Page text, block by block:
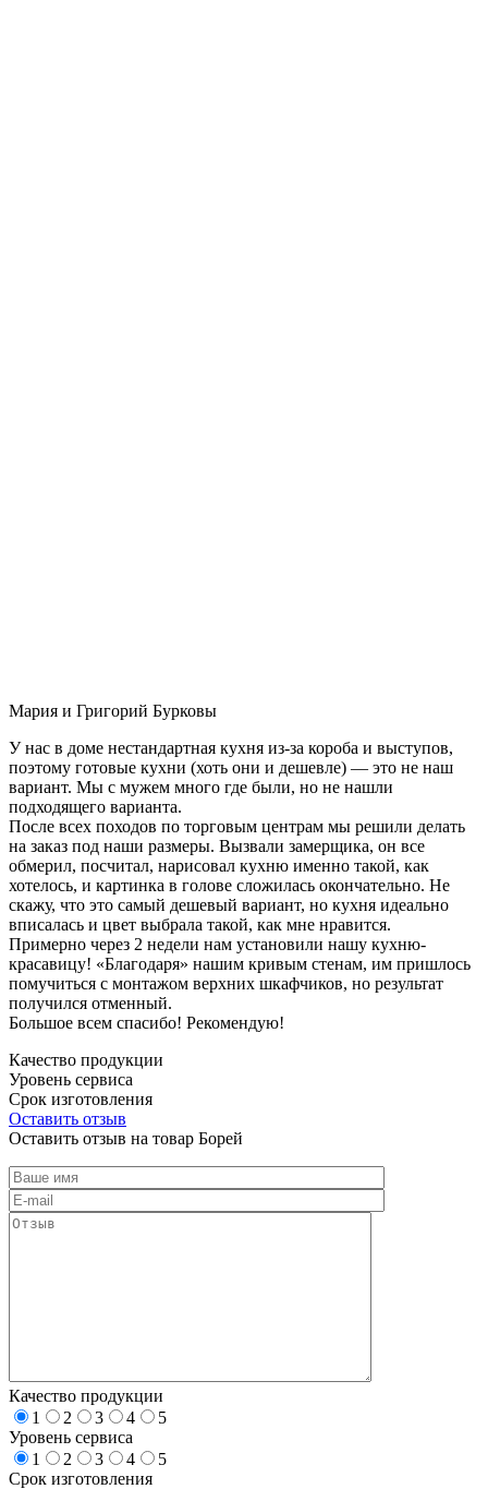
Мария и Григорий Бурковы
У нас в доме нестандартная кухня из-за короба и выступов,
поэтому готовые кухни (хоть они и дешевле) — это не наш
вариант. Мы с мужем много где были, но не нашли
подходящего варианта.
После всех походов по торговым центрам мы решили делать
на заказ под наши размеры. Вызвали замерщика, он все
обмерил, посчитал, нарисовал кухню именно такой, как
хотелось, и картинка в голове сложилась окончательно. Не
скажу, что это самый дешевый вариант, но кухня идеально
вписалась и цвет выбрала такой, как мне нравится.
Примерно через 2 недели нам установили нашу кухню-
красавицу! «Благодаря» нашим кривым стенам, им пришлось
помучиться с монтажом верхних шкафчиков, но результат
получился отменный.
Большое всем спасибо! Рекомендую!
Качество продукции
Уровень сервиса
Срок изготовления
Оставить отзыв
Оставить отзыв на товар Борей
Качество продукции
1
2 3 4
5
Уровень сервиса
1
2 3 4
5
Срок изготовления